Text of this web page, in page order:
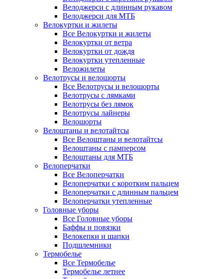
Велоджерси с длинным рукавом
Велоджерси для МТБ
Велокуртки и жилеты
Все Велокуртки и жилеты
Велокуртки от ветра
Велокуртки от дождя
Велокуртки утепленные
Веложилеты
Велотрусы и велошорты
Все Велотрусы и велошорты
Велотрусы с лямками
Велотрусы без лямок
Велотрусы лайнеры
Велошорты
Велоштаны и велотайтсы
Все Велоштаны и велотайтсы
Велоштаны с памперсом
Велоштаны для МТБ
Велоперчатки
Все Велоперчатки
Велоперчатки с коротким пальцем
Велоперчатки с длинным пальцем
Велоперчатки утепленные
Головные уборы
Все Головные уборы
Баффы и повязки
Велокепки и шапки
Подшлемники
Термобелье
Все Термобелье
Термобелье летнее